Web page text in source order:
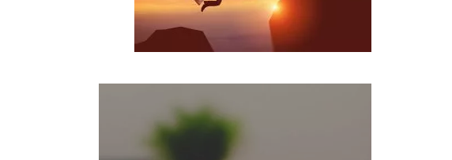
כנסים ואירועים